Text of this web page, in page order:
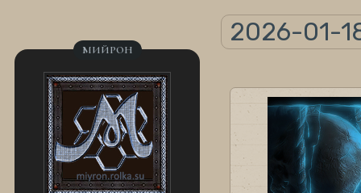
2026-01-
МИЙРОН